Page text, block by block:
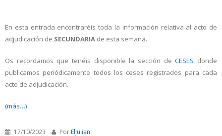
En esta entrada encontraréis toda la información relativa al acto de
adjudicación de SECUNDARIA de esta semana.
Os recordamos que tenéis disponible la sección deCESES donde
publicamos periódicamente todos los ceses registrados para cada
acto de adjudicación.
(más…)
17/10/2023 Por ElJulian